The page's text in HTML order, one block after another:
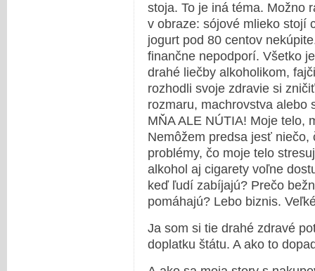
stoja. To je iná téma. Možno
v obraze: sójové mlieko stojí
jogurt pod 80 centov
finančne nepodporí. Všetko
drahé liečby alkoholikom,
rozhodli svoje zdravie si
rozmaru, machrovstva alebo
MŇA ALE NÚTIA! Moje
Nemôžem predsa jesť
problémy, čo moje telo
alkohol aj cigarety voľne
keď ľudí zabíjajú? Prečo
pomáhajú? Lebo biznis.
Ja som si tie drahé zdravé
doplatku štátu. A ako to